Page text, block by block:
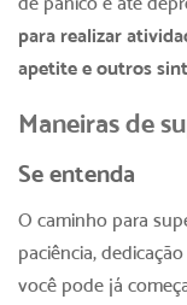
para realizar
apetite e outros
Maneiras de
Se entenda
O caminho para
paciência,
você pode já